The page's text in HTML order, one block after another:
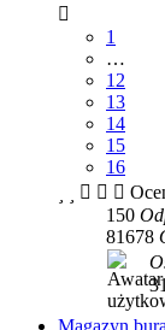
1
…
12
13
14
15
16
150
81678